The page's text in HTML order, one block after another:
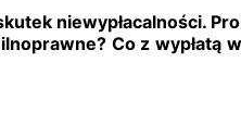
niewypłacalności.
Co z wypłatą